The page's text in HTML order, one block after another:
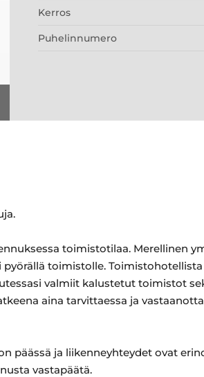
Kerros
Puhelinnumero
toimistotilaa. Merellinen
toimistolle.
valmiit kalustetut toimistot
aina tarvittaessa ja
päässä ja liikenneyhteydet ovat
vastapäätä.